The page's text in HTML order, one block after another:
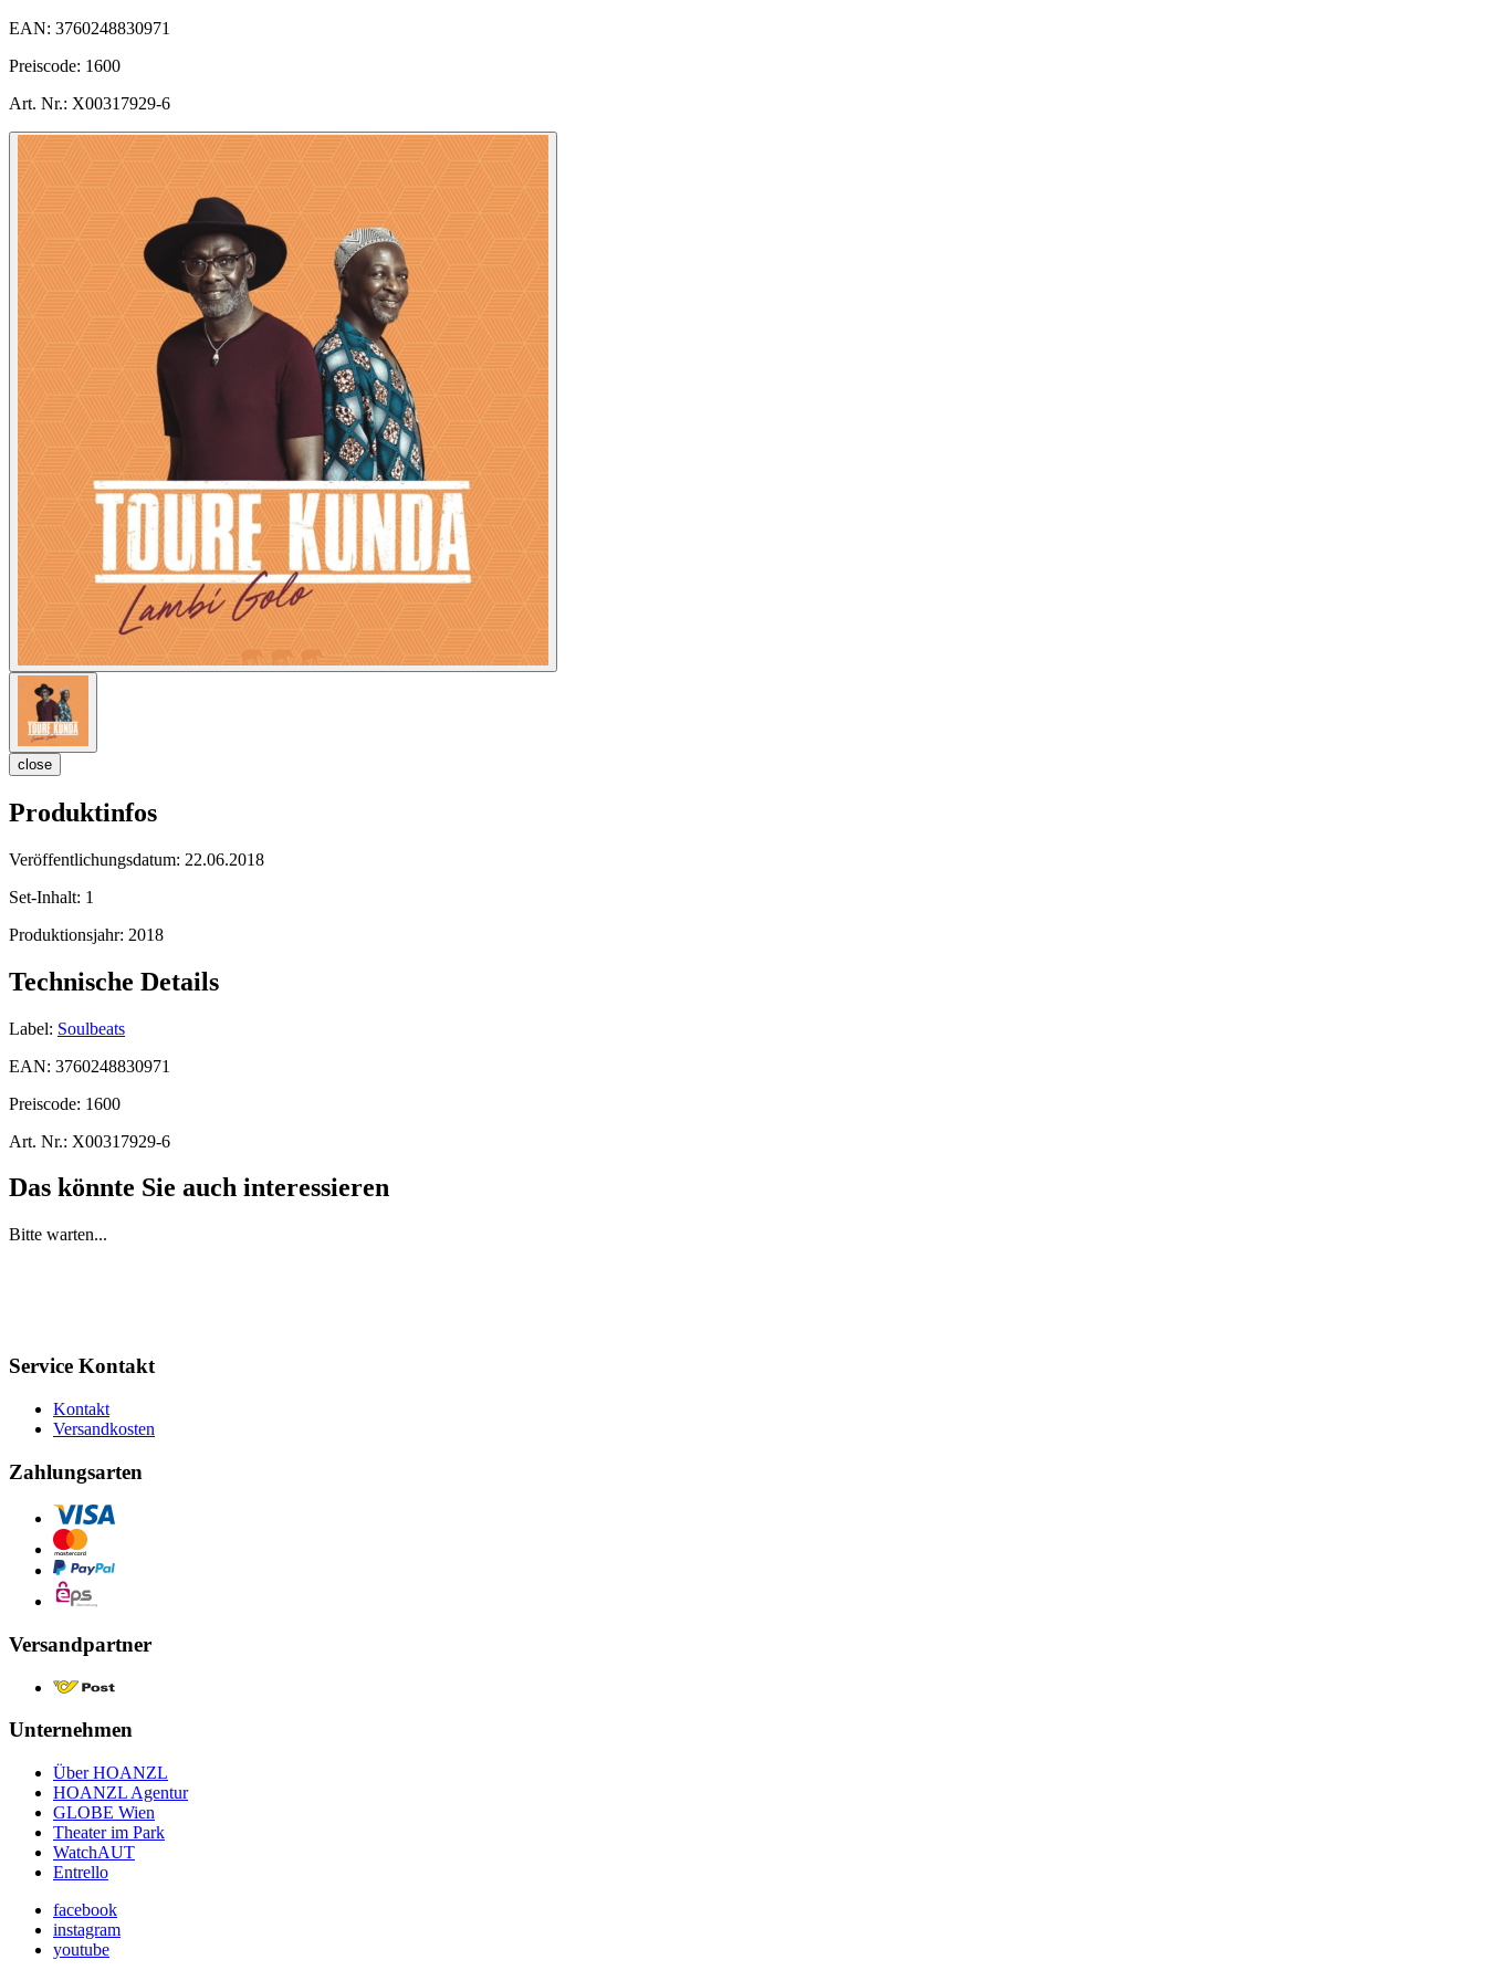
EAN: 3760248830971
Preiscode: 1600
Art. Nr.: X00317929-6
close
Produktinfos
Veröffentlichungsdatum: 22.06.2018
Set-Inhalt: 1
Produktionsjahr: 2018
Technische Details
Label: Soulbeats
EAN: 3760248830971
Preiscode: 1600
Art. Nr.: X00317929-6
Das könnte Sie auch interessieren
Bitte warten...
Service Kontakt
Kontakt
Versandkosten
Zahlungsarten
Versandpartner
Unternehmen
Über HOANZL
HOANZL Agentur
GLOBE Wien
Theater im Park
WatchAUT
Entrello
facebook
instagram
youtube